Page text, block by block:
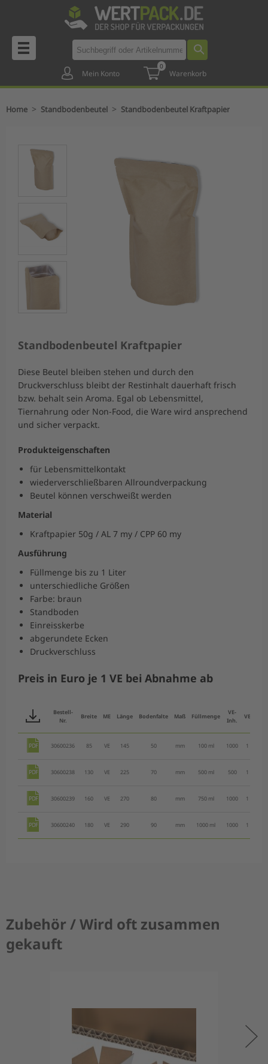
Mein Konto
0
Warenkorb
Home > Standbodenbeutel > Standbodenbeutel Kraftpapier
Standbodenbeutel Kraftpapier
Diese Beutel bleiben stehen und durch den
Druckverschluss bleibt der Restinhalt dauerhaft frisch
bzw. behalt sein Aroma. Egal ob Lebensmittel,
Tiernahrung oder Non-Food, die Ware wird ansprechend
und sicher verpackt.
Produkteigenschaften
für Lebensmittelkontakt
wiederverschließbaren Allroundverpackung
Beutel können verschweißt werden
Material
Kraftpapier 50g / AL 7 my / CPP 60 my
Ausführung
Füllmenge bis zu 1 Liter
unterschiedliche Größen
Farbe: braun
Standboden
Einreisskerbe
abgerundete Ecken
Druckverschluss
Preis in Euro je 1 VE bei Abnahme ab
Bestell-
Nr.
Breite ME Länge Bodenfalte Maß Füllmenge
VE-
Inh.
VE
30600236 85 VE 145 50 mm 100 ml 1000 1
30600238 130 VE 225 70 mm 500 ml 500 1
30600239 160 VE 270 80 mm 750 ml 1000 1
30600240 180 VE 290 90 mm 1000 ml 1000 1
Zubehör / Wird oft zusammen
gekauft